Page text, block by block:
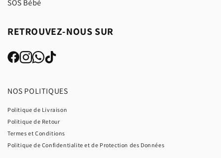
SOS Bébé
RETROUVEZ-NOUS SUR
NOS POLITIQUES
Politique de Livraison
Politique de Retour
Termes et Conditions
Politique de Confidentialite et de Protection des Données